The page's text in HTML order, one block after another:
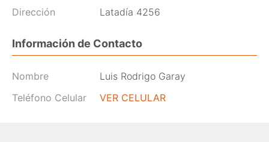
Dirección Latadía 4256
Información de Contacto
Nombre
Luis Rodrigo Garay
Teléfono Celular
VER CELULAR